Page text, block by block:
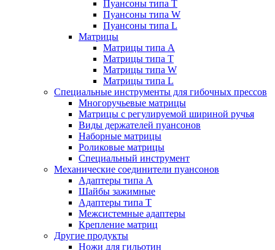
Пуансоны типа T
Пуансоны типа W
Пуансоны типа L
Матрицы
Матрицы типа A
Матрицы типа T
Матрицы типа W
Матрицы типа L
Специальные инструменты для гибочных прессов
Многоручьевые матрицы
Матрицы с регулируемой шириной ручья
Виды держателей пуансонов
Наборные матрицы
Роликовые матрицы
Специальный инструмент
Механические соединители пуансонов
Адаптеры типа A
Шайбы зажимные
Адаптеры типа T
Межсистемные адаптеры
Крепление матриц
Другие продукты
Ножи для гильотин